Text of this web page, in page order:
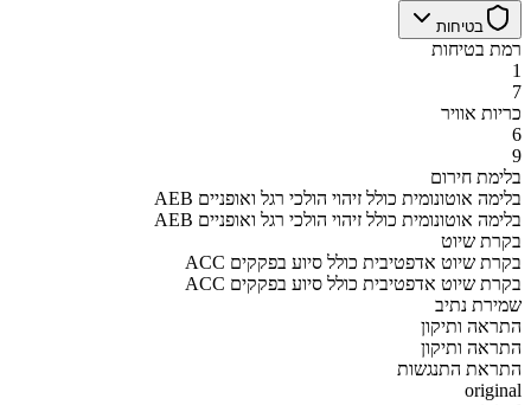
בטיחות
רמת בטיחות
1
7
כריות אוויר
6
9
בלימת חירום
AEB בלימה אוטונומית כולל זיהוי הולכי רגל ואופניים
AEB בלימה אוטונומית כולל זיהוי הולכי רגל ואופניים
בקרת שיוט
ACC בקרת שיוט אדפטיבית כולל סיוע בפקקים
ACC בקרת שיוט אדפטיבית כולל סיוע בפקקים
שמירת נתיב
התראה ותיקון
התראה ותיקון
התראת התנגשות
original